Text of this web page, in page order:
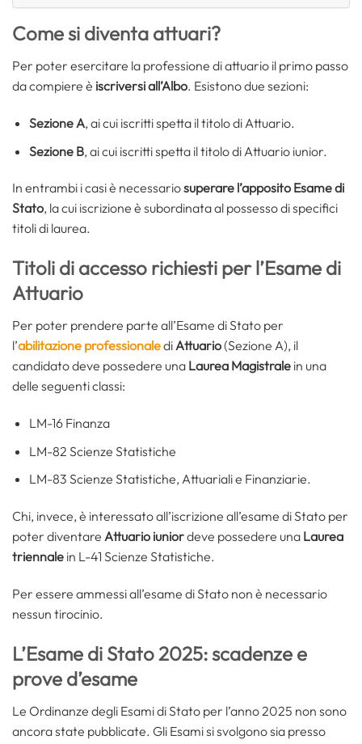
Come si diventa attuari?
Per poter esercitare la professione di attuario il primo passo
da compiere è iscriversi all’Albo. Esistono due sezioni:
Sezione A, ai cui iscritti spetta il titolo di Attuario.
Sezione B, ai cui iscritti spetta il titolo di Attuario iunior.
In entrambi i casi è necessariosuperare l’apposito Esame di
Stato, la cui iscrizione è subordinata al possesso di specifici
titoli di laurea.
Titoli di accesso richiesti per l’Esame di
Attuario
Per poter prendere parte all’Esame di Stato per
l’abilitazione professionalediAttuario(Sezione A), il
candidato deve possedere una Laurea Magistrale in una
delle seguenti classi:
LM-16 Finanza
LM-82 Scienze Statistiche
LM-83 Scienze Statistiche, Attuariali e Finanziarie.
Chi, invece, è interessato all’iscrizione all’esame di Stato per
poter diventare Attuario iuniordeve possedere una Laurea
triennale in L-41 Scienze Statistiche.
Per essere ammessi all’esame di Stato non è necessario
nessun tirocinio.
L’Esame di Stato 2025: scadenze e
prove d’esame
Le Ordinanze degli Esami di Stato per l’anno 2025 non sono
ancora state pubblicate. Gli Esami si svolgono sia presso